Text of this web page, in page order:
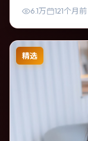
6.1万 121个月前
精选